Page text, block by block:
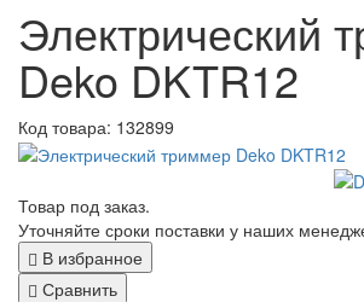
Электрический
Deko DKTR12
Код товара: 132899
Товар под заказ.
Уточняйте сроки поставки у наших
В избранное
Сравнить